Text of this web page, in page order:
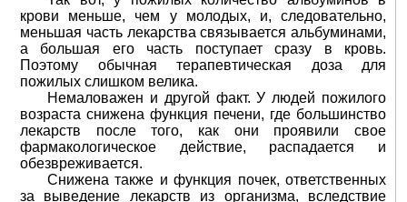
крови меньше, чем у молодых, и, следовательно,
меньшая часть лекарства связывается альбуминами,
а большая его часть поступает сразу в кровь.
Поэтому обычная терапевтическая доза для
пожилых слишком велика.
Немаловажен и другой факт. У людей пожилого
возраста снижена функция печени, где большинство
лекарств после того, как они проявили свое
фармакологическое действие, распадается и
обезвреживается.
Снижена также и функция почек, ответственных
за выведение лекарств из организма, вследствие